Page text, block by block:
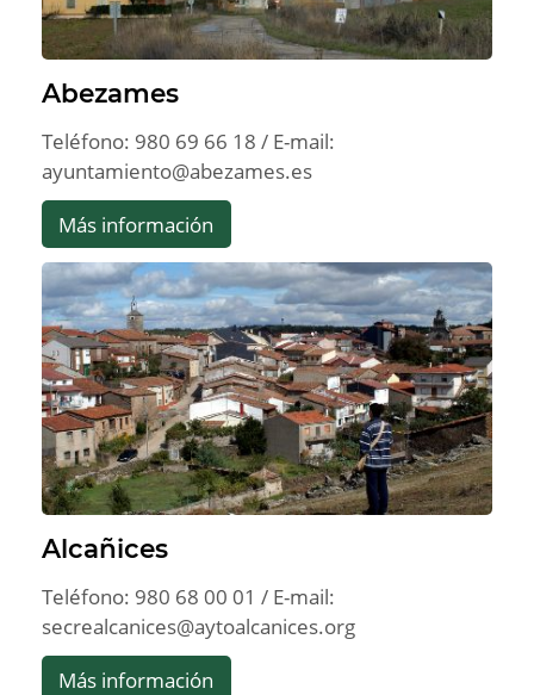
Abezames
Teléfono: 980 69 66 18 / E-mail:
ayuntamiento@abezames.es
Más información
Alcañices
Teléfono: 980 68 00 01 / E-mail:
secrealcanices@aytoalcanices.org
Más información